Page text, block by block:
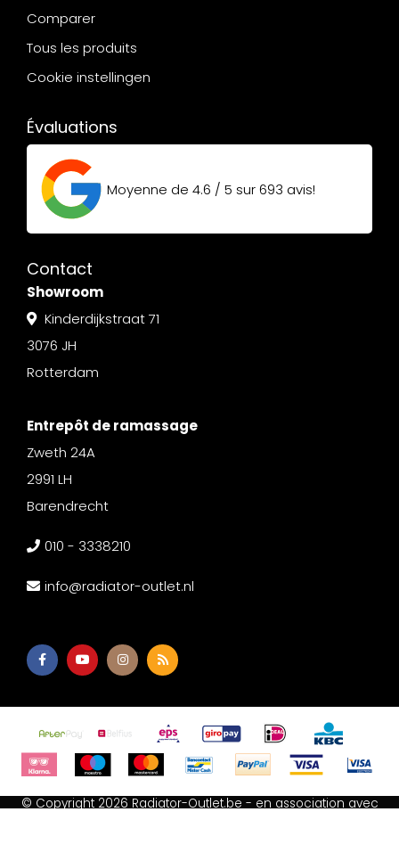
Comparer
Tous les produits
Cookie instellingen
Évaluations
Moyenne de 4.6 / 5 sur693 avis!
Contact
Showroom
Kinderdijkstraat 71
3076 JH
Rotterdam
Entrepôt de ramassage
Zweth 24A
2991 LH
Barendrecht
010 - 3338210
info@radiator-outlet.nl
© Copyright 2026 Radiator-Outlet.be - en association avec